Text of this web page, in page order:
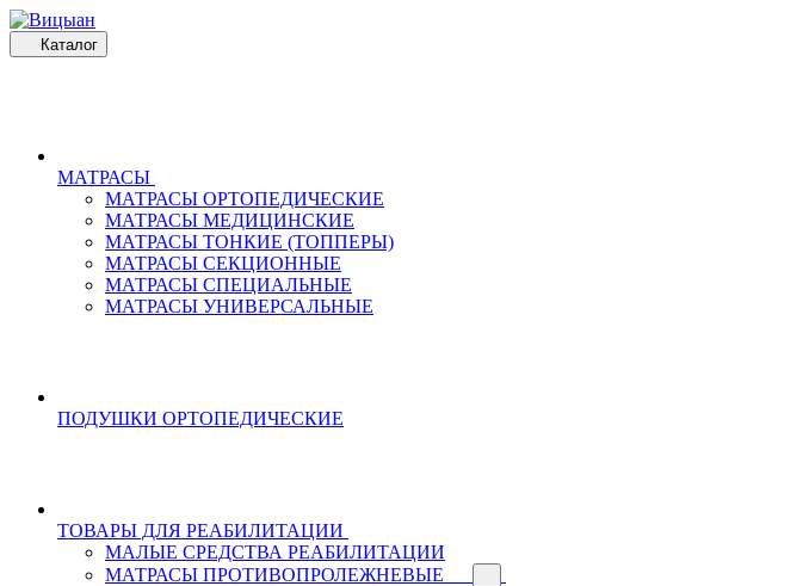
Каталог
МАТРАСЫ
МАТРАСЫ ОРТОПЕДИЧЕСКИЕ
МАТРАСЫ МЕДИЦИНСКИЕ
МАТРАСЫ ТОНКИЕ (ТОППЕРЫ)
МАТРАСЫ СЕКЦИОННЫЕ
МАТРАСЫ СПЕЦИАЛЬНЫЕ
МАТРАСЫ УНИВЕРСАЛЬНЫЕ
ПОДУШКИ ОРТОПЕДИЧЕСКИЕ
ТОВАРЫ ДЛЯ РЕАБИЛИТАЦИИ
МАЛЫЕ СРЕДСТВА РЕАБИЛИТАЦИИ
МАТРАСЫ ПРОТИВОПРОЛЕЖНЕВЫЕ